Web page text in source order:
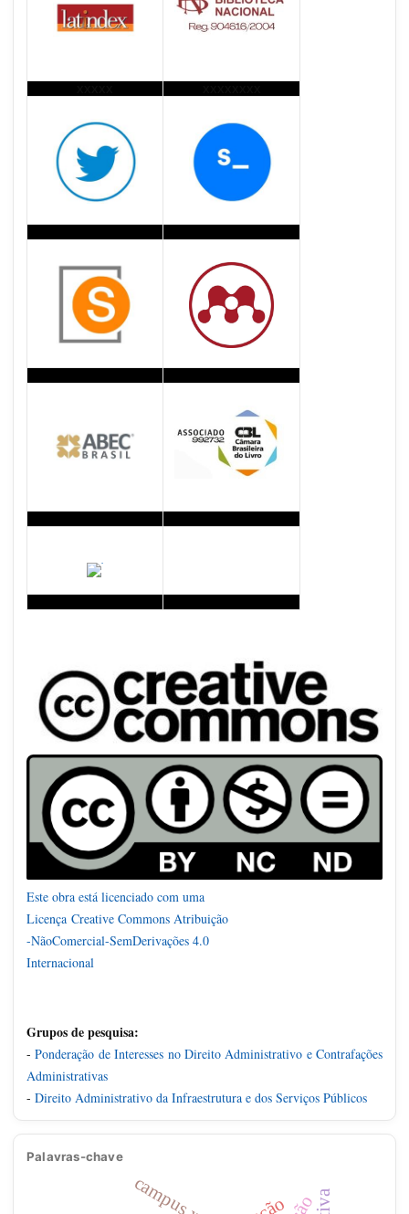
Este obra está licenciado com uma
Licença Creative Commons Atribuição
-NãoComercial-SemDerivações 4.0
Internacional
Grupos de pesquisa:
-Ponderação de Interesses no Direito Administrativo e Contrafações
Administrativas
- Direito Administrativo da Infraestrutura e dos Serviços Públicos
Palavras-chave